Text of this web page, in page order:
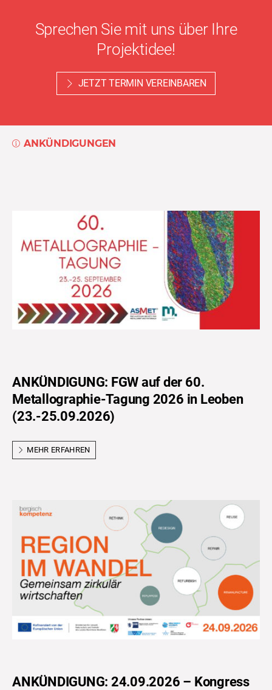
Sprechen Sie mit uns über Ihre
Projektidee!
JETZT TERMIN VEREINBAREN
ANKÜNDIGUNGEN
ANKÜNDIGUNG: FGW auf der 60.
Metallographie-Tagung 2026 in Leoben
(23.-25.09.2026)
MEHR ERFAHREN
ANKÜNDIGUNG: 24.09.2026 – Kongress